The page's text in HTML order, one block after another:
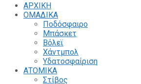
ΑΡΧΙΚΗ
ΟΜΑΔΙΚΑ
Ποδόσφαιρο
Μπάσκετ
Βόλεϊ
Χάντμπολ
Υδατοσφαίριση
ΑΤΟΜΙΚΑ
Στίβος